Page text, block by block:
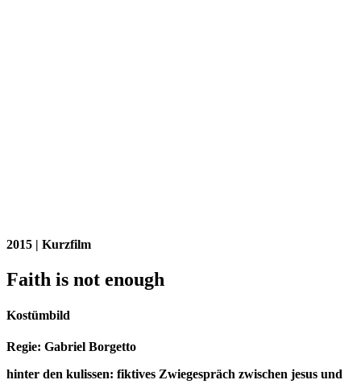
2015 | Kurzfilm
Faith is not enough
Kostümbild
Regie: Gabriel Borgetto
hinter den kulissen: fiktives Zwiegespräch zwischen jesus und